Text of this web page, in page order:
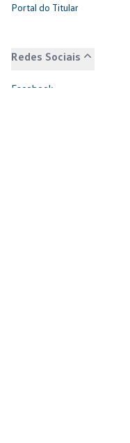
Portal do Titular
Redes Sociais
Facebook